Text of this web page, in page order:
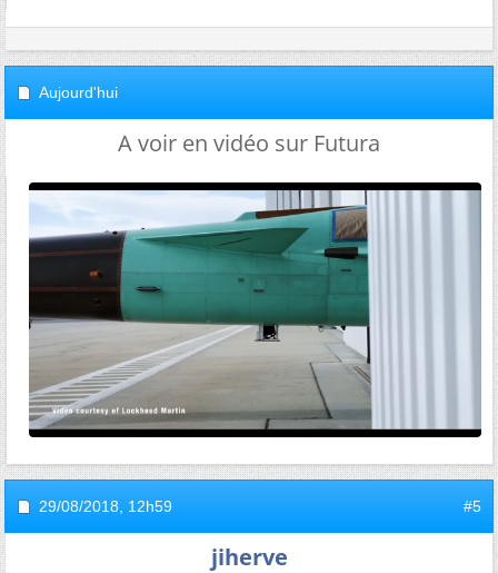
Aujourd'hui
A voir en vidéo sur Futura
29/08/2018, 12h59 #5
jiherve